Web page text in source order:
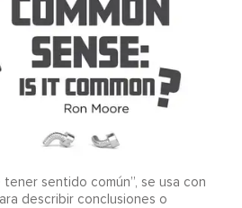
tener sentido común”, se usa con
describir conclusiones o